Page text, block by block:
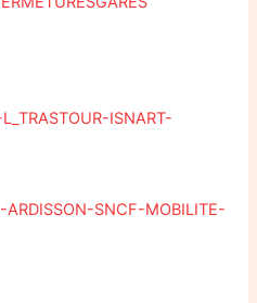
ISNART-
ARDISSON-SNCF-MOBILITE-